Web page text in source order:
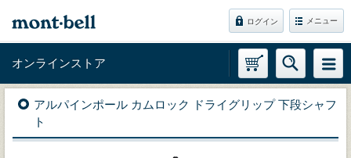
ログイン メニュー
オンラインストア
アルパインポール カムロック ドライグリップ 下段シャフ
ト